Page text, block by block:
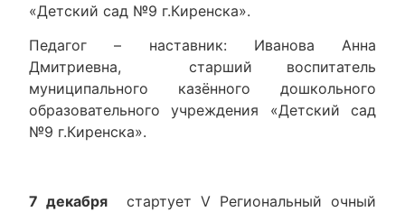
«Детский сад №9 г.Киренска».
Педагог – наставник: Иванова Анна
Дмитриевна, старший воспитатель
муниципального казённого дошкольного
образовательного учреждения «Детский сад
№9 г.Киренска».
7 декабря стартует V Региональный очный